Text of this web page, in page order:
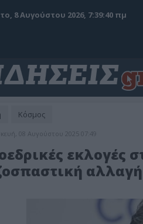
8 Αυγούστου 2026, 7:39:41 πμ
Κόσμος
08 Αυγούστου 2025 07:49
εκλογές
αλλαγή